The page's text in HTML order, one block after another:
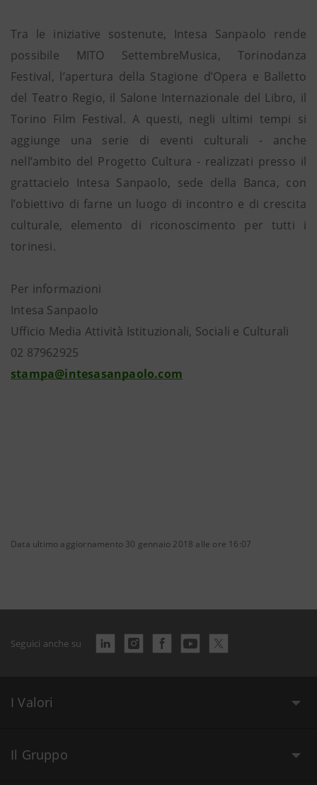
Tra le iniziative sostenute, Intesa Sanpaolo rende
possibile MITO SettembreMusica, Torinodanza
Festival, l’apertura della Stagione d’Opera e Balletto
del Teatro Regio, il Salone Internazionale del Libro, il
Torino Film Festival. A questi, negli ultimi tempi si
aggiunge una serie di eventi culturali - anche
nell’ambito del Progetto Cultura - realizzati presso il
grattacielo Intesa Sanpaolo, sede della Banca, con
l’obiettivo di farne un luogo di incontro e di crescita
culturale, elemento di riconoscimento per tutti i
torinesi.
Per informazioni
Intesa Sanpaolo
Ufficio Media Attività Istituzionali, Sociali e Culturali
02 87962925
stampa@intesasanpaolo.com
Data ultimo aggiornamento 30 gennaio 2018 alle ore 16:07
Seguici anche su
I Valori
Il Gruppo